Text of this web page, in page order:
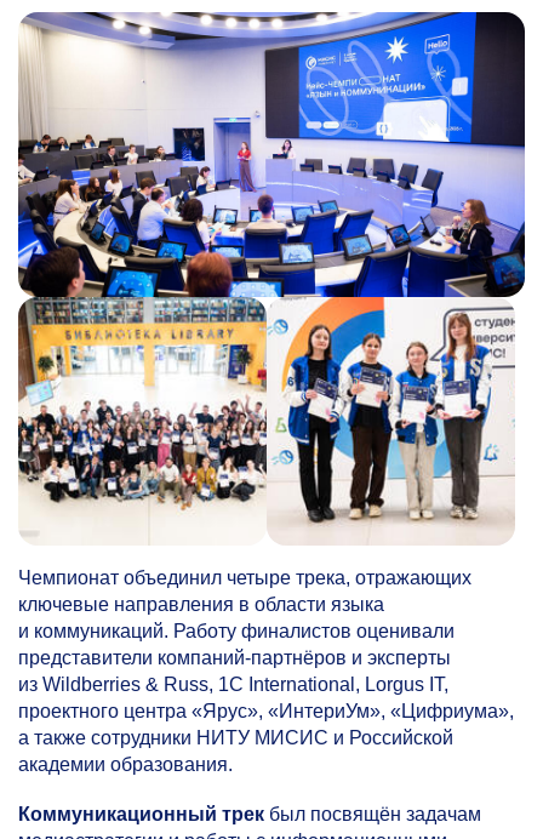
Чемпионат объединил четыре трека, отражающих
ключевые направления в области языка
и коммуникаций. Работу финалистов оценивали
представители компаний-партнёров и эксперты
из Wildberries & Russ, 1C International, Lorgus IT,
проектного центра «Ярус», «ИнтериУм», «Цифриума»,
а также сотрудники НИТУ МИСИС и Российской
академии образования.
Коммуникационный трек был посвящён задачам